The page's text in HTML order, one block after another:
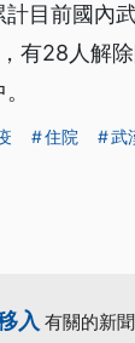
計目前國內
有28人解
住院
武
入 有關的新聞